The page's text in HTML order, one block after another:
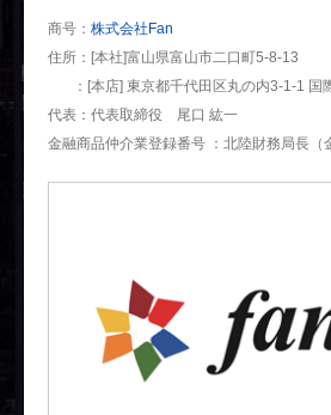
商号
株式会社Fan
住所
[本社]富山県富山市二口町5-8-13
[本店] 東京都千代田区丸の内3-1-1 国
代表
代表取締役 尾口 紘一
金融商品仲介業登録番号
北陸財務局長（